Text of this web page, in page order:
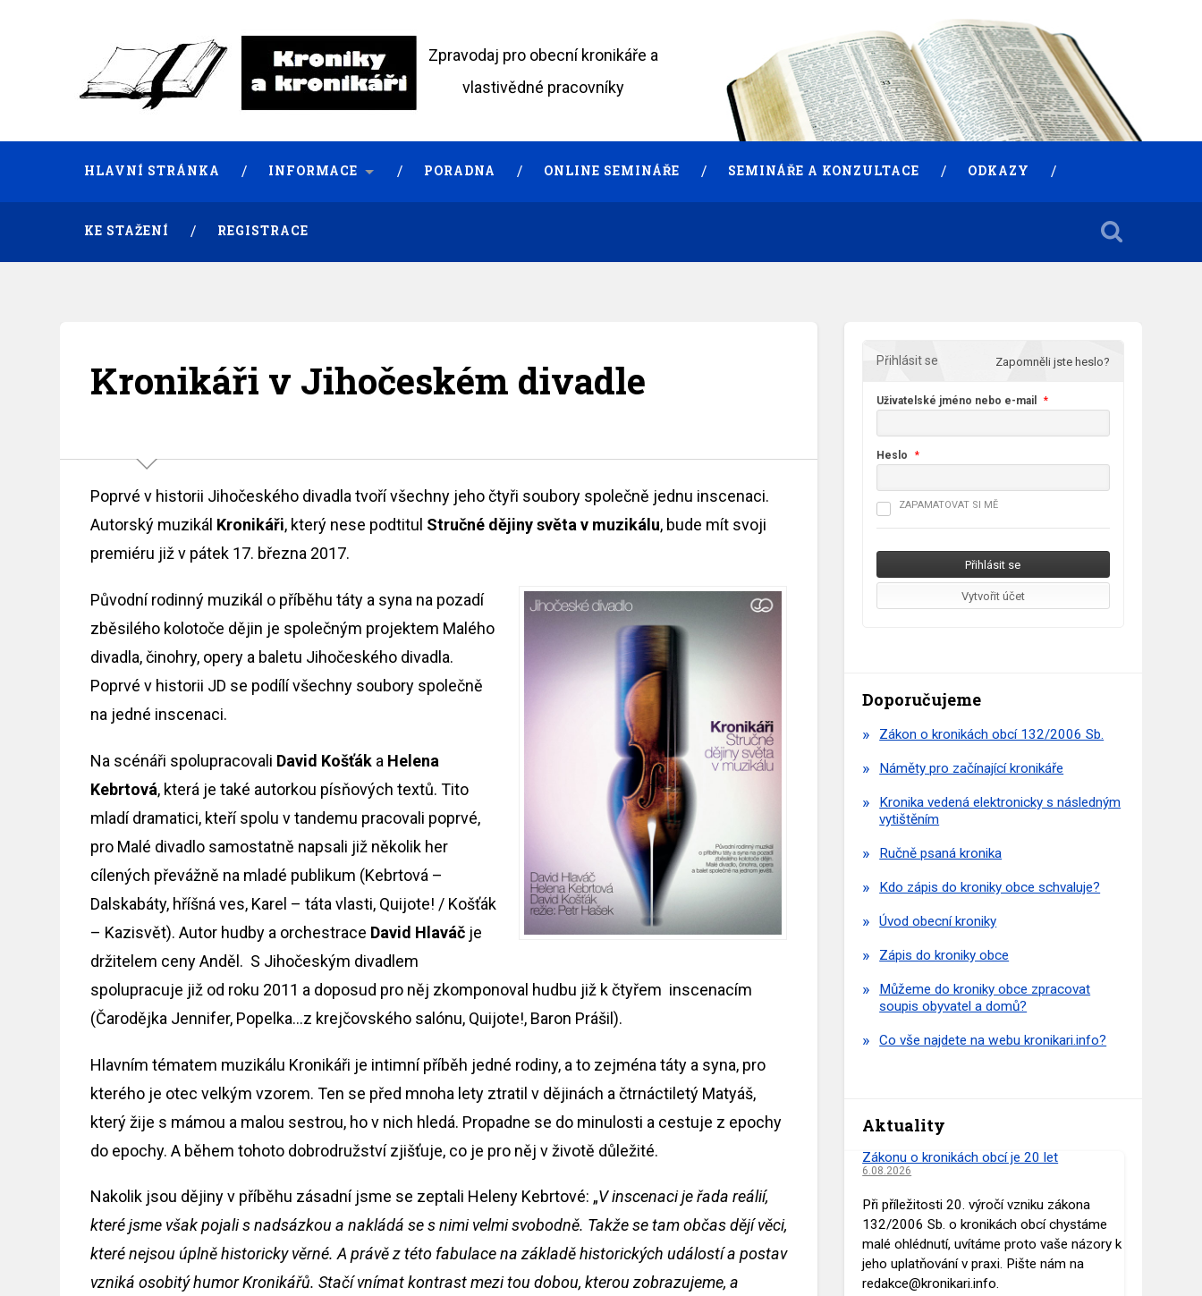
Zpravodaj pro obecní kronikáře a
vlastivědné pracovníky
HLAVNÍ STRÁNKA INFORMACE PORADNA ONLINE SEMINÁŘE SEMINÁŘE A KONZULTACE ODKAZY
KE STAŽENÍ REGISTRACE
Kronikáři v Jihočeském divadle
Poprvé v historii Jihočeského divadla tvoří všechny jeho čtyři soubory společně jednu inscenaci.
Autorský muzikál Kronikáři, který nese podtitul Stručné dějiny světa v muzikálu, bude mít svoji
premiéru již v pátek 17. března 2017.
Původní rodinný muzikál o příběhu táty a syna na pozadí
zběsilého kolotoče dějin je společným projektem Malého
divadla, činohry, opery a baletu Jihočeského divadla.
Poprvé v historii JD se podílí všechny soubory společně
na jedné inscenaci.
Na scénáři spolupracovali David Košťák a Helena
Kebrtová, která je také autorkou písňových textů. Tito
mladí dramatici, kteří spolu v tandemu pracovali poprvé,
pro Malé divadlo samostatně napsali již několik her
cílených převážně na mladé publikum (Kebrtová –
Dalskabáty, hříšná ves, Karel – táta vlasti, Quijote! / Košťák
– Kazisvět). Autor hudby a orchestrace David Hlaváč je
držitelem ceny Anděl. S Jihočeským divadlem
spolupracuje již od roku 2011 a doposud pro něj zkomponoval hudbu již k čtyřem inscenacím
(Čarodějka Jennifer, Popelka…z krejčovského salónu, Quijote!, Baron Prášil).
Hlavním tématem muzikálu Kronikáři je intimní příběh jedné rodiny, a to zejména táty a syna, pro
kterého je otec velkým vzorem. Ten se před mnoha lety ztratil v dějinách a čtrnáctiletý Matyáš,
který žije s mámou a malou sestrou, ho v nich hledá. Propadne se do minulosti a cestuje z epochy
do epochy. A během tohoto dobrodružství zjišťuje, co je pro něj v životě důležité.
Nakolik jsou dějiny v příběhu zásadní jsme se zeptali Heleny Kebrtové: „V inscenaci je řada reálií,
které jsme však pojali s nadsázkou a nakládá se s nimi velmi svobodně. Takže se tam občas dějí věci,
které nejsou úplně historicky věrné. A právě z této fabulace na základě historických událostí a postav
vzniká osobitý humor Kronikářů. Stačí vnímat kontrast mezi tou dobou, kterou zobrazujeme, a
Přihlásit se Zapomněli jste heslo?
Uživatelské jméno nebo e-mail *
Heslo *
ZAPAMATOVAT SI MĚ
Doporučujeme
Zákon o kronikách obcí 132/2006 Sb.
Náměty pro začínající kronikáře
Kronika vedená elektronicky s následným
vytištěním
Ručně psaná kronika
Kdo zápis do kroniky obce schvaluje?
Úvod obecní kroniky
Zápis do kroniky obce
Můžeme do kroniky obce zpracovat
soupis obyvatel a domů?
Co vše najdete na webu kronikari.info?
Aktuality
Zákonu o kronikách obcí je 20 let
6.08.2026
Při příležitosti 20. výročí vzniku zákona
132/2006 Sb. o kronikách obcí chystáme
malé ohlédnutí, uvítáme proto vaše názory k
jeho uplatňování v praxi. Pište nám na
redakce@kronikari.info.